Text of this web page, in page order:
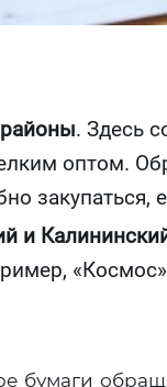
. Здесь
оптом.
закупаться,
и
бумаги